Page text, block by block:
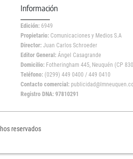
Información
Edición:6949
Propietario:Comunicaciones y Medios S.A
Director: Juan Carlos Schroeder
Editor General:Ángel Casagrande
Domicilio:Fotheringham 445, Neuquén (CP
Teléfono:(0299) 449 0400 / 449 0410
Contacto comercial:
Registro DNA: 97810291
reservados